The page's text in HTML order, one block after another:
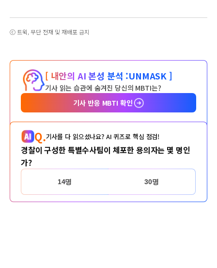
ⓒ 트윅, 무단 전재 및 재배포 금지
[ 내안의 AI 본성 분석 :UNMASK ]
기사 읽는 습관에 숨겨진 당신의 MBTI는?
기사 반응 MBTI 확인
Q.기사를 다 읽으셨나요? AI 퀴즈로 핵심 점검!
경찰이 구성한 특별수사팀이 체포한 용의자는 몇 명인
가?
14명 30명